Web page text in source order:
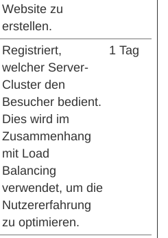
Website zu
erstellen.
Registriert,
welcher Server-
Cluster den
Besucher bedient.
Dies wird im
Zusammenhang
mit Load
Balancing
verwendet, um die
Nutzererfahrung
zu optimieren.
1 Tag